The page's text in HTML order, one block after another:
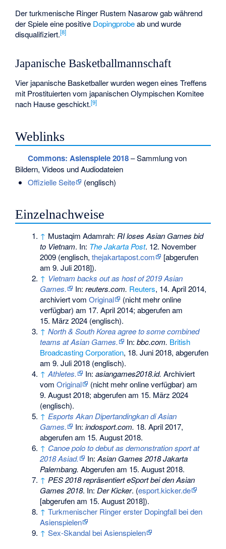
Der turkmenische Ringer Rustem Nasarowgab während
der Spiele eine positive Dopingprobeab und wurde
disqualifiziert.[8]
Japanische Basketballmannschaft
Vier japanische Basketballer wurden wegen eines Treffens
mit Prostituierten vom japanischen Olympischen Komitee
nach Hause geschickt.[9]
Weblinks
Commons: Asienspiele 2018– Sammlung von
Bildern, Videos und Audiodateien
Offizielle Seite
(englisch)
Einzelnachweise
↑ Mustaqim Adamrah:RI loses Asian Games bid
to Vietnam. In: The Jakarta Post. 12. November
2009 (englisch,thejakartapost.com
[abgerufen
am 9. Juli 2018]).
↑ Vietnam backs out as host of 2019 Asian
Games.
In:reuters.com. Reuters, 14. April 2014,
archiviert vomOriginal
(nicht mehr online
verfügbar) am 17. April 2014; abgerufen am
15. März 2024 (englisch).
↑ North & South Korea agree to some combined
teams at Asian Games.
In:bbc.com. British
Broadcasting Corporation, 18. Juni 2018, abgerufen
am 9. Juli 2018 (englisch).
↑ Athletes. In:asiangames2018.id. Archiviert
vomOriginal
(nicht mehr online verfügbar) am
9. August 2018; abgerufen am 15. März 2024
(englisch).
↑ Esports Akan Dipertandingkan di Asian
Games.
In:indosport.com. 18. April 2017,
abgerufen am 15. August 2018.
↑ Canoe polo to debut as demonstration sport at
2018 Asiad.
In:Asian Games 2018 Jakarta
Palembang. Abgerufen am 15. August 2018.
↑ PES 2018 repräsentiert eSport bei den Asian
Games 2018. In:Der Kicker. (esport.kicker.de
[abgerufen am 15. August 2018]).
↑ Turkmenischer Ringer erster Dopingfall bei den
Asienspielen
↑ Sex-Skandal bei Asienspielen